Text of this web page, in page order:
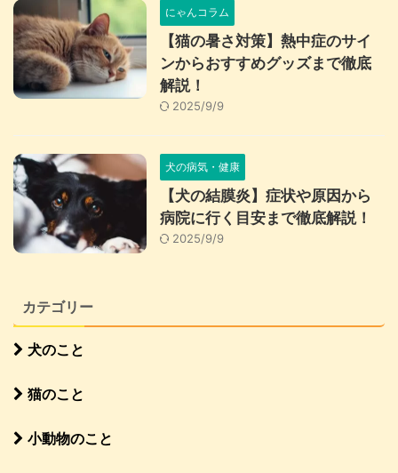
にゃんコラム
【猫の暑さ対策】熱中症のサイ
ンからおすすめグッズまで徹底
解説！
2025/9/9
犬の病気・健康
【犬の結膜炎】症状や原因から
病院に行く目安まで徹底解説！
2025/9/9
カテゴリー
犬のこと
猫のこと
小動物のこと